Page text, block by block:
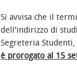
Si avvisa che il
dell'indirizzo di
Segreteria
è prorogato al 15